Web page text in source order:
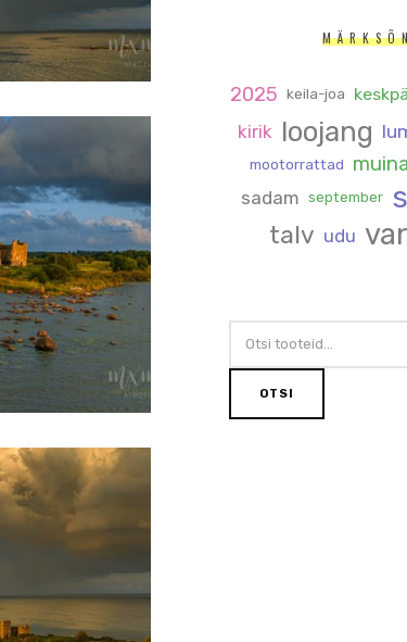
2025 keila-joa
kirik loojang
mootorrattad
sadam september
talv udu
OTSI